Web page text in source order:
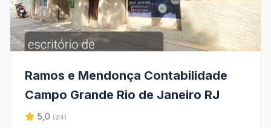
Ramos e Mendonça Contabilidade
Campo Grande Rio de Janeiro RJ
5,0 (24)